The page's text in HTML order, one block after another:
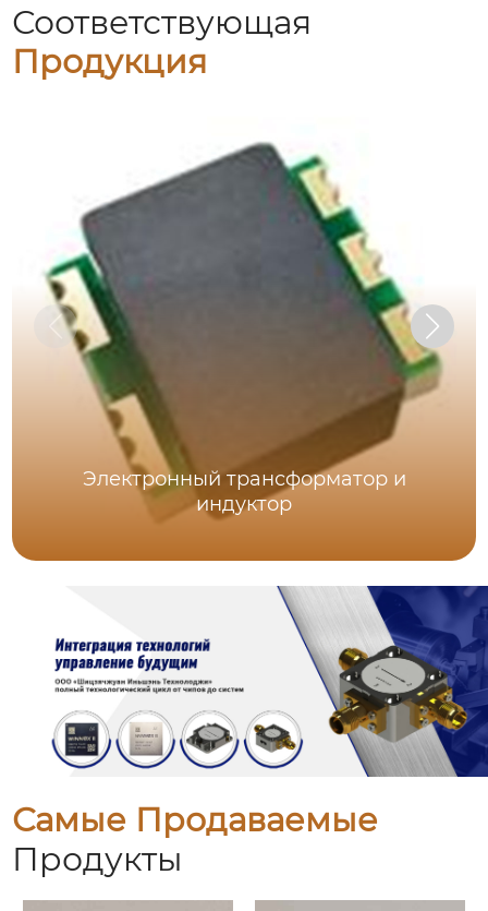
Соответствующая
Продукция
Электронный трансформатор и
индуктор
Самые Продаваемые
Продукты